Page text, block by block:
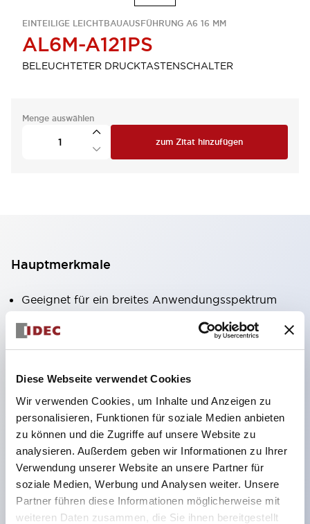
Diese Webseite verwendet Cookies
Wir verwenden Cookies, um Inhalte und Anzeigen zu
personalisieren, Funktionen für soziale Medien anbieten
zu können und die Zugriffe auf unsere Website zu
analysieren. Außerdem geben wir Informationen zu Ihrer
Verwendung unserer Website an unsere Partner für
soziale Medien, Werbung und Analysen weiter. Unsere
Partner führen diese Informationen möglicherweise mit
weiteren Daten zusammen, die Sie ihnen bereitgestellt
EINTEILIGE LEICHTBAUAUSFÜHRUNG A6 16 MM
AL6M-A121PS
BELEUCHTETER DRUCKTASTENSCHALTER
Menge auswählen
zum Zitat hinzufügen
Hauptmerkmale
Geeignet für ein breites Anwendungsspektrum
von der Konsumelektronik bis zum FA-Bereich
LED-Beleuchtungseinheit mit integriertem
LED-Lampenkörper
Schutzarten IP40 und IP65 vollständig verfügbar
(IEC 60529)
UL- und CSA-zertifiziert. Entspricht EN (Europa)
Normen. CCC-zertifiziert (außer Anzeigeleuchten).
Mit speziellem Zubehör leicht auf Φ22 Flash-
Silhouette umstellbar